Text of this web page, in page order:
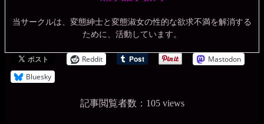
当サークルは、変態紳士と変態淑女の性的な欲求不満を解消する
ために、活動しています。
Reddit
Mastodon
Bluesky
記事閲覧者数：105 views